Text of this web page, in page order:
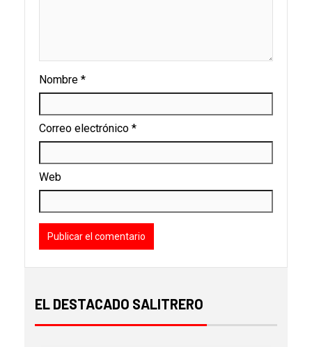
Nombre *
Correo electrónico *
Web
EL DESTACADO SALITRERO